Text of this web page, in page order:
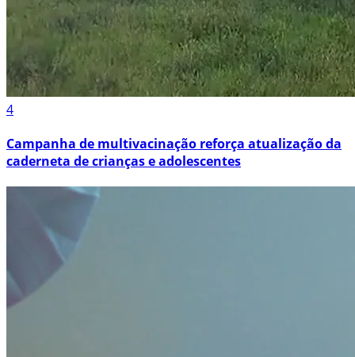
4
Campanha de multivacinação reforça atualização da
caderneta de crianças e adolescentes